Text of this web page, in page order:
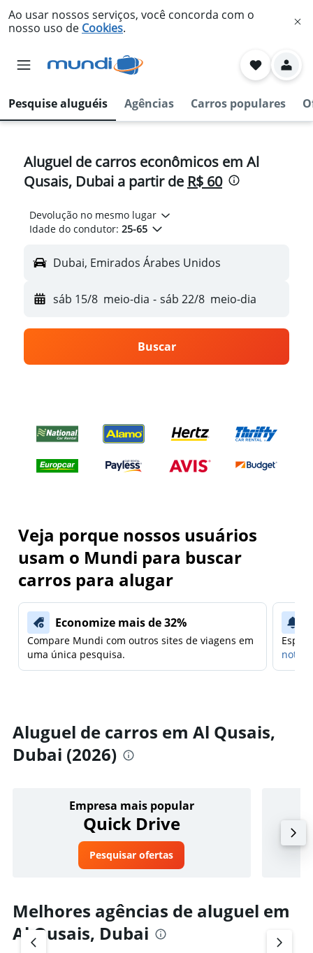
Ao usar nossos serviços, você concorda com o
nosso uso de Cookies.
Pesquise aluguéis Agências Carros populares
Aluguel de carros econômicos em Al
Qusais, Dubai a partir de R$ 60
Devolução no mesmo lugar
Idade do condutor: 25-65
Dubai, Emirados Árabes Unidos
sáb 15/8 meio-dia - sáb 22/8 meio-dia
Buscar
Veja porque nossos usuários
usam o Mundi para buscar
carros para alugar
Economize mais de 32%
Compare Mundi com outros sites de viagens em
uma única pesquisa.
Aluguel de carros em Al Qusais,
Dubai (2026)
Empresa mais popular
Quick Drive
Pesquisar ofertas
Melhores agências de aluguel em
Al Qusais, Dubai